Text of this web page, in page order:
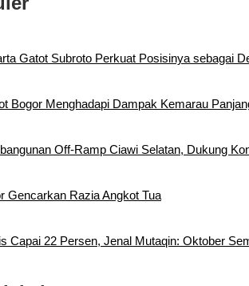
Gatot Subroto Perkuat Posisinya sebagai
Bogor Menghadapi Dampak Kemarau
Off-Ramp Ciawi Selatan, Dukung
Gencarkan Razia Angkot Tua
Capai 22 Persen, Jenal Mutaqin: Oktober